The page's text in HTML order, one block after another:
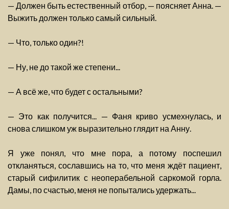
— Должен быть естественный отбор, — поясняет Анна. —
Выжить должен только самый сильный.
— Что, только один?!
— Ну, не до такой же степени...
— А всё же, что будет с остальными?
— Это как получится... — Фаня криво усмехнулась, и
снова слишком уж выразительно глядит на Анну.
Я уже понял, что мне пора, а потому поспешил
откланяться, сославшись на то, что меня ждёт пациент,
старый сифилитик с неоперабельной саркомой горла.
Дамы, по счастью, меня не попытались удержать...